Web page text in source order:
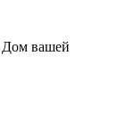
Дом вашей